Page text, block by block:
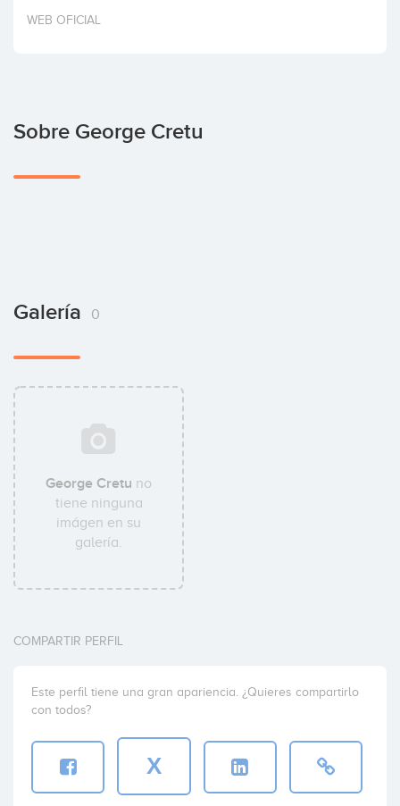
Invertir
WEB OFICIAL
Sobre George Cretu
Galería 0
George Cretu no
tiene ninguna
imágen en su
galería.
COMPARTIR PERFIL
Este perfil tiene una gran apariencia. ¿Quieres compartirlo
con todos?
X